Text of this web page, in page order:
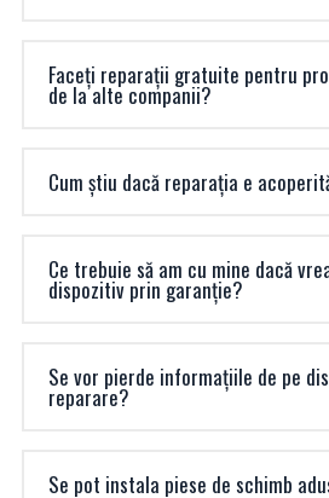
Faceți reparații gratuite pentru
de la alte companii?
Cum știu dacă reparația e
Ce trebuie să am cu mine dacă
dispozitiv prin garanție?
Se vor pierde informațiile de pe
reparare?
Se pot instala piese de schimb